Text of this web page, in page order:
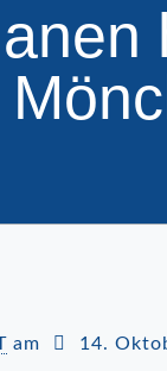
am 14.